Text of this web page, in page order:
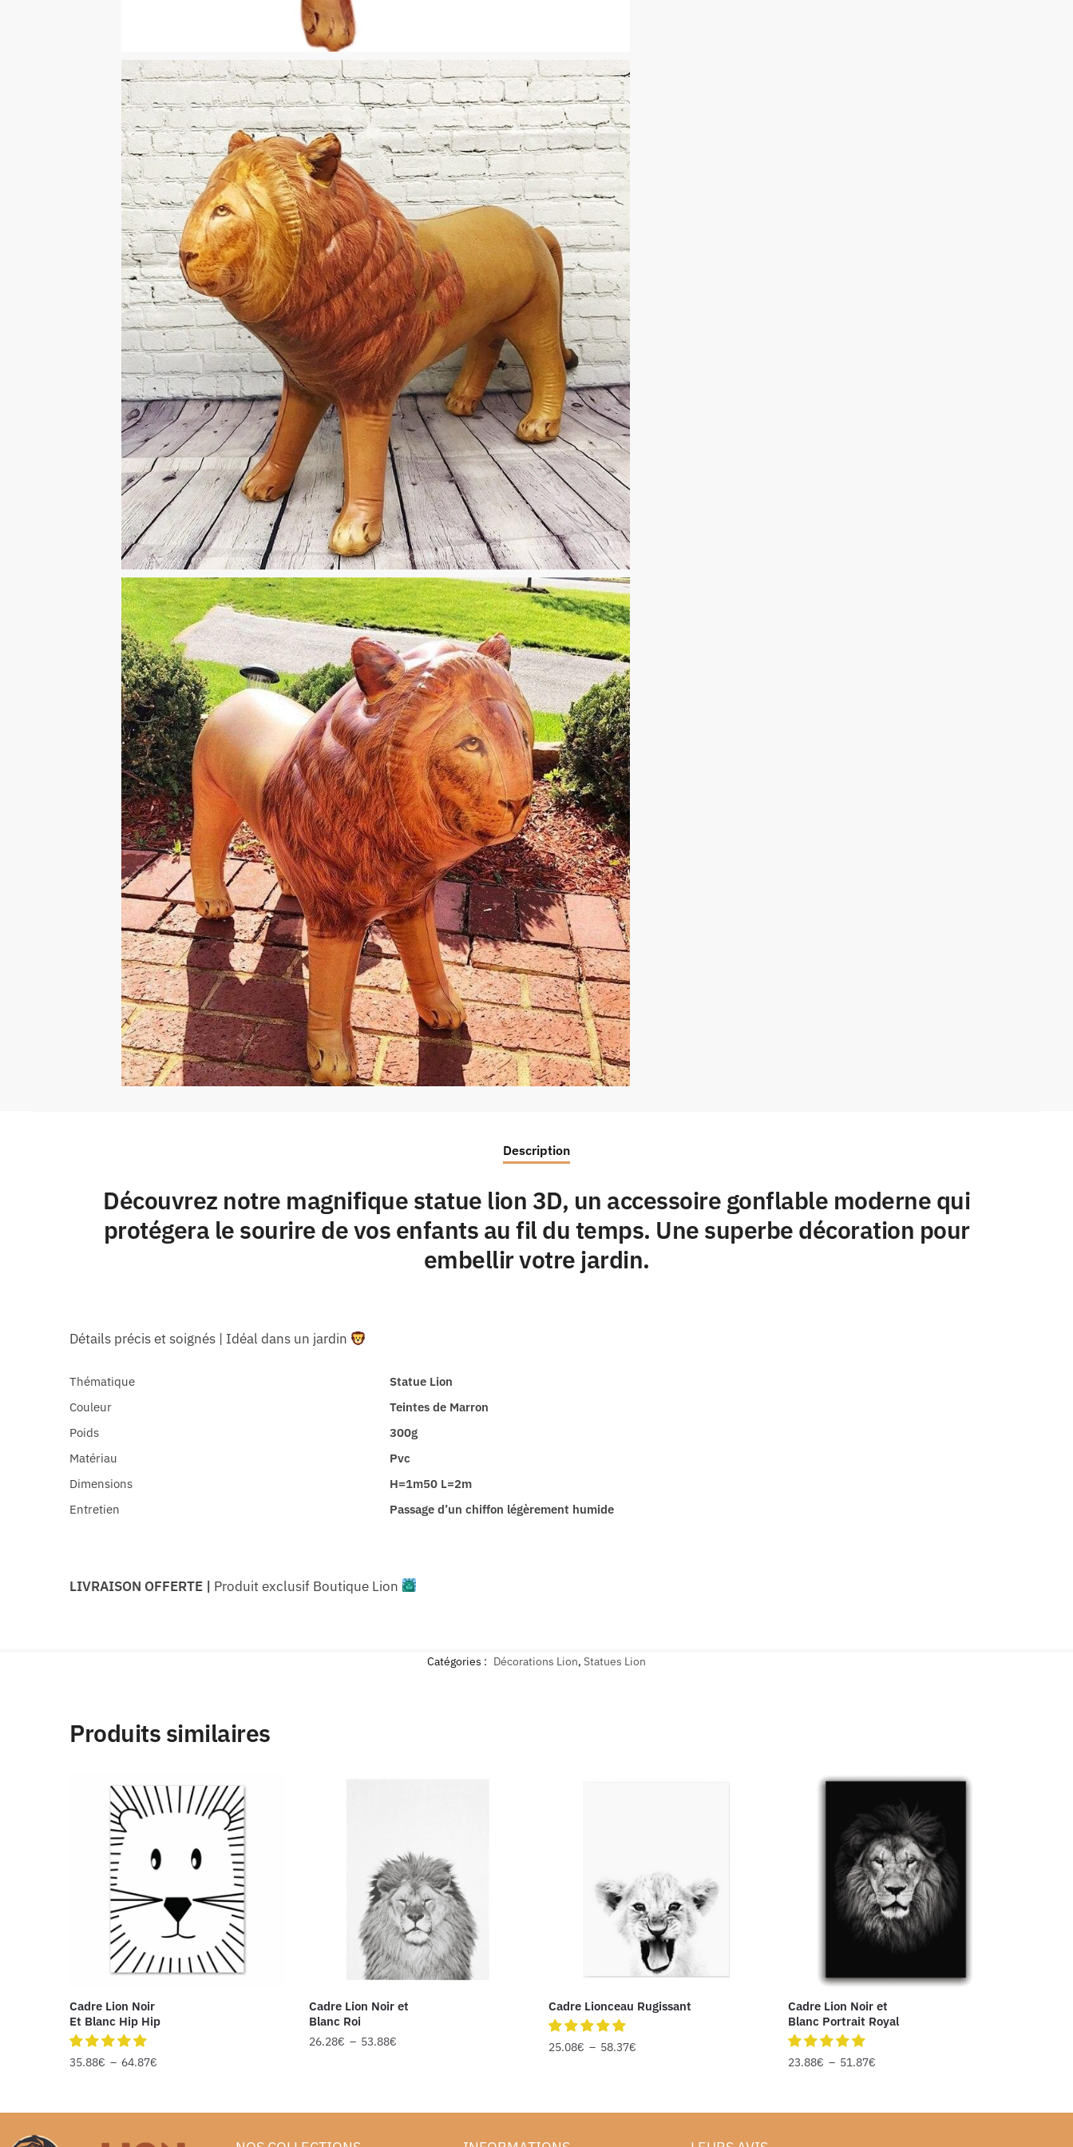
Description
Découvrez notre magnifique statue lion 3D, un accessoire gonflable moderne qui
protégera le sourire de vos enfants au fil du temps. Une superbe décoration pour
embellir votre jardin.
Détails précis et soignés | Idéal dans un jardin
Thématique
Statue Lion
Couleur
Teintes de Marron
Poids
300g
Matériau
Pvc
Dimensions
H=1m50 L=2m
Entretien
Passage d’un chiffon légèrement humide
LIVRAISON OFFERTE | Produit exclusif Boutique Lion
Catégories : Décorations Lion, Statues Lion
Produits similaires
Cadre Lion Noir
Et Blanc Hip Hip
35.88€ – 64.87€
Cadre Lion Noir et
Blanc Roi
26.28€ – 53.88€
Cadre Lionceau Rugissant
25.08€ – 58.37€
Cadre Lion Noir et
Blanc Portrait Royal
23.88€ – 51.87€